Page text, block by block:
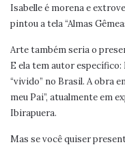
Isabelle é morena e
pintou a tela “Almas
Arte também seria o
E ela tem autor
“vivido” no Brasil. A obra
meu Pai”, atualmente em
Ibirapuera.
Mas se você quiser